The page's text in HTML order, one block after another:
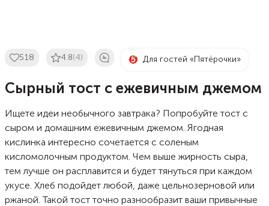
518 4.8(4) Для гостей «Пятёрочки»
Сырный тост с ежевичным джемом
Ищете идеи необычного завтрака? Попробуйте тост с
сыром и домашним ежевичным джемом. Ягодная
кислинка интересно сочетается с соленым
кисломолочным продуктом. Чем выше жирность сыра,
тем лучше он расплавится и будет тянуться при каждом
укусе. Хлеб подойдет любой, даже цельнозерновой или
ржаной. Такой тост точно разнообразит ваши привычные